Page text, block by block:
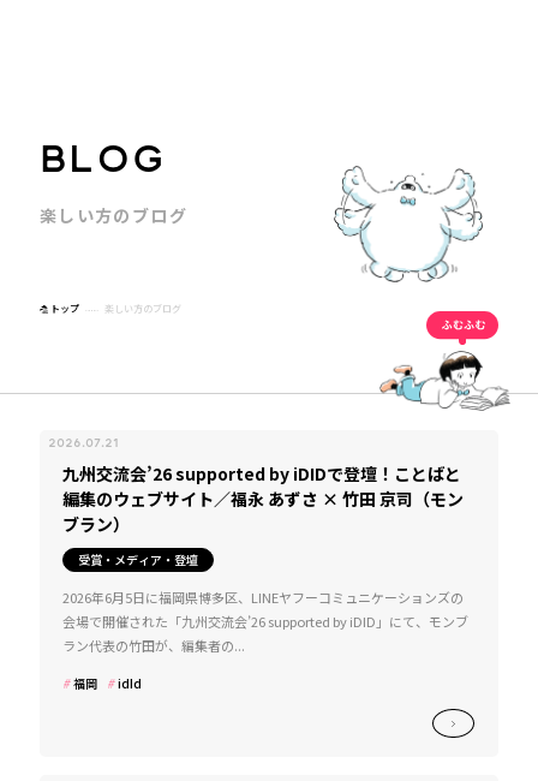
B LOG
楽 し い方の ブロ グ
トップ 楽しい方のブログ
2026.07.21
九州交流会’26 supported by iDIDで登壇！ことばと
編集のウェブサイト／福永 あずさ × 竹田 京司（モン
ブラン）
受賞・メディア・登壇
2026年6月5日に福岡県博多区、LINEヤフーコミュニケーションズの
会場で開催された「九州交流会’26 supported by iDID」にて、モンブ
ラン代表の竹田が、編集者の...
福岡 idId